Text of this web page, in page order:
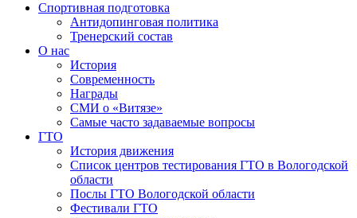
Спортивная подготовка
Антидопинговая политика
Тренерский состав
О нас
История
Современность
Награды
СМИ о «Витязе»
Самые часто задаваемые вопросы
ГТО
История движения
Список центров тестирования ГТО в Вологодской
области
Послы ГТО Вологодской области
Фестивали ГТО